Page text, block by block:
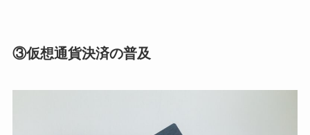
③仮想通貨決済の普及